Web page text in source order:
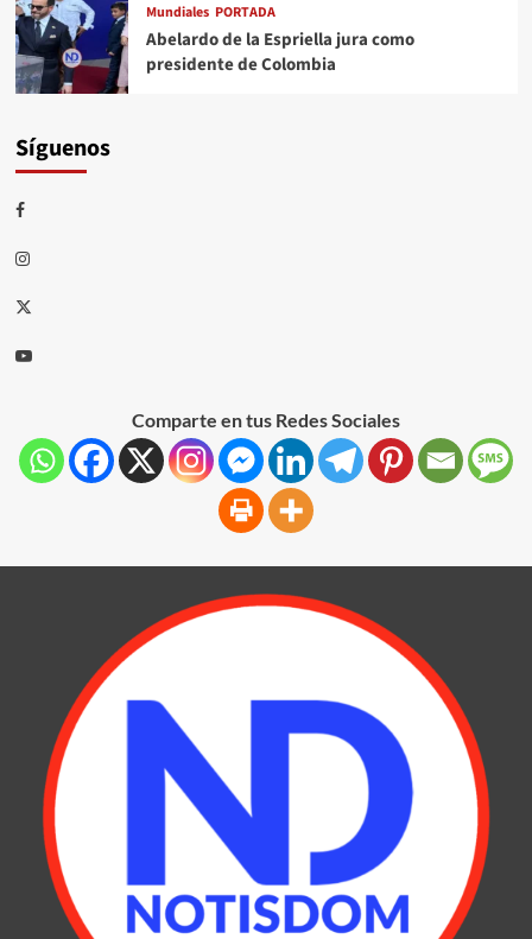
Mundiales PORTADA
Abelardo de la Espriella jura como
presidente de Colombia
Síguenos
Comparte en tus Redes Sociales